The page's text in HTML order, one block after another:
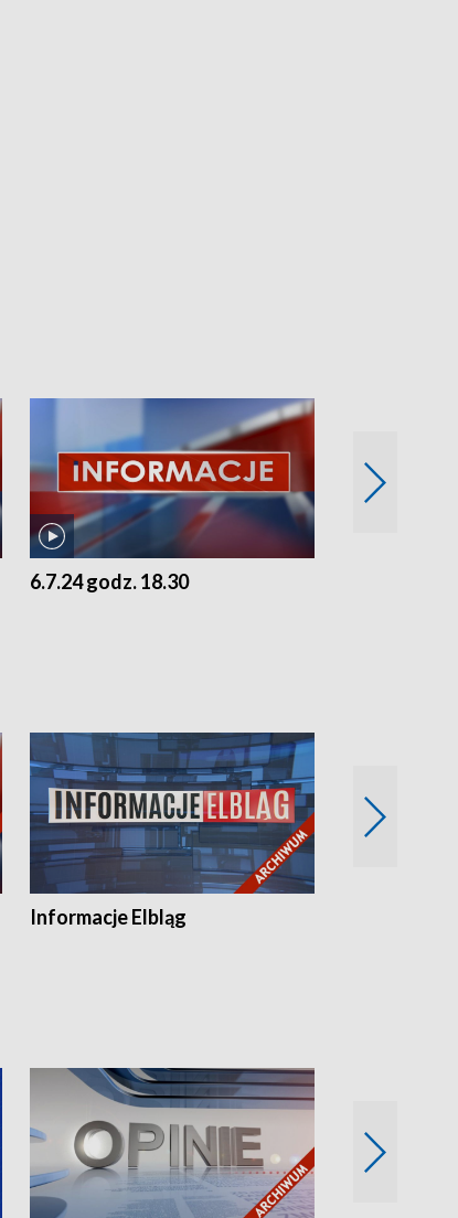
6.7.24 godz. 18.30
Informacje Elbląg